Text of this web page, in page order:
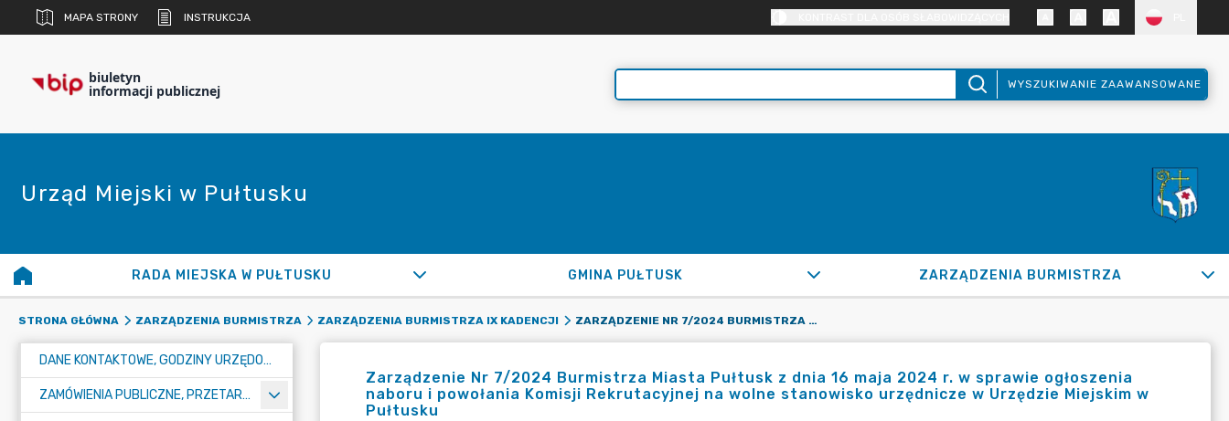
MAPA STRONY INSTRUKCJA
biuletyn
informacji publicznej WYSZUKIWANIE ZAAWANSOWANE
Urząd Miejski w Pułtusku
RADA MIEJSKA W PUŁTUSKU GMINA PUŁTUSK ZARZĄDZENIA BURMISTRZA
STRONA GŁÓWNA ZARZĄDZENIA BURMISTRZA ZARZĄDZENIA BURMISTRZA IX KADENCJI ZARZĄDZENIE NR 7/2024 BURMISTRZA MIASTA PUŁTUSK Z DNIA 16 MAJA 2024 R. W SPRAWIE OGŁOSZENIA NABORU I POWOŁANIA KOMISJI REKRUTACYJNEJ NA WOLNE STANOWISKO URZĘDNICZE W URZĘDZIE MIEJSKIM W PUŁTUSKU
DANE KONTAKTOWE, GODZINY URZĘDOWANIA I NUMER KONTA BANKOWEGO
ZAMÓWIENIA PUBLICZNE, PRZETARGI, KONKURSY
Zarządzenie Nr 7/2024 Burmistrza Miasta Pułtusk z dnia 16 maja 2024 r. w sprawie ogłoszenia
naboru i powołania Komisji Rekrutacyjnej na wolne stanowisko urzędnicze w Urzędzie Miejskim w
Pułtusku